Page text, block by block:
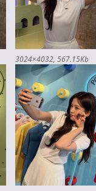
3024×4032 567.15Kb